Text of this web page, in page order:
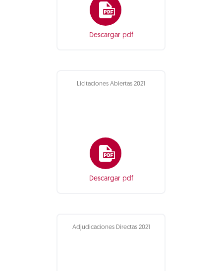
Descargar pdf
Licitaciones Abiertas 2021
Descargar pdf
Adjudicaciones Directas 2021